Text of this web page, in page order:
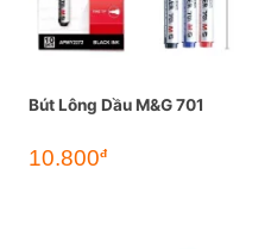
Bút Lông Dầu M&G 701
10.800đ